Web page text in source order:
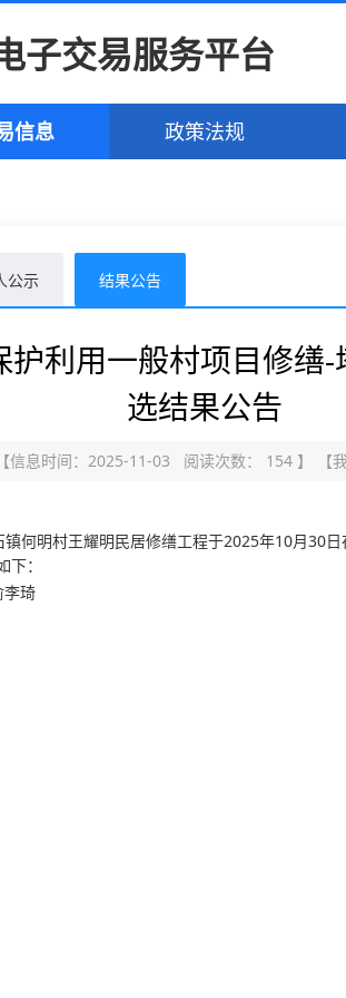
子交易服务平台
信息 政策法规
公示 结果公告
利用一般村项目修缮
选结果公告
【信息时间：2025-11-03 阅读次数： 154 】 【
何明村王耀明民居修缮工程于2025年10月30
：
李琦